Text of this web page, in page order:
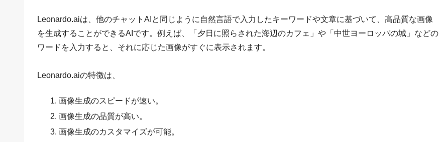
Leonardo.aiは、他のチャットAIと同じように自然言語で入力したキーワードや文章に基づいて、高品質な画像
を生成することができるAIです。例えば、「夕日に照らされた海辺のカフェ」や「中世ヨーロッパの城」などの
ワードを入力すると、それに応じた画像がすぐに表示されます。
Leonardo.aiの特徴は、
画像生成のスピードが速い。
画像生成の品質が高い。
画像生成のカスタマイズが可能。